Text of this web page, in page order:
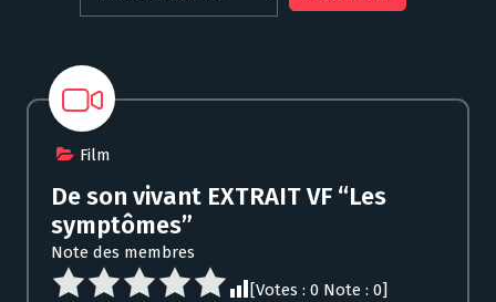
Film
De son vivant EXTRAIT VF “Les
symptômes”
Note des membres
[Votes : 0 Note : 0]